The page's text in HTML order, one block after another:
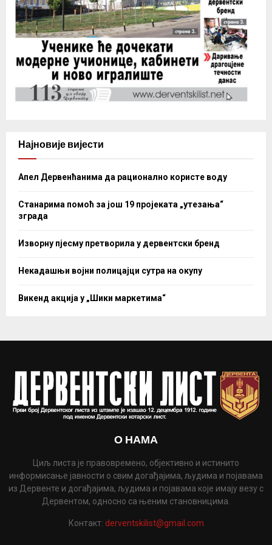
Најновије вијести
Апел Дервенћанима да рационално користе воду
Станарима помоћ за још 19 пројеката „утезања“
зграда
Изворну пјесму претворила у дервентски бренд
Некадашњи војни полицајци сутра на окупу
Викенд акција у „Шики маркетима“
О НАМА
Циљ листа је правовремено, објективно и истинито
информисање јавности о свим догађајима, људима и појавама
из Дервенте и догађајима, људима и појавама које имају везу с
Дервентом, односно са њеним становницима.
Контакт: derventskilist@gmail.com